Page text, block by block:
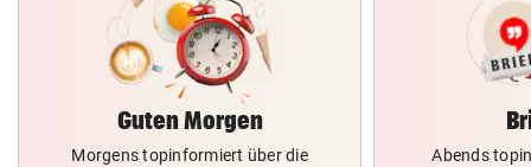
Guten Morgen
Morgens topinformiert über die
Abends